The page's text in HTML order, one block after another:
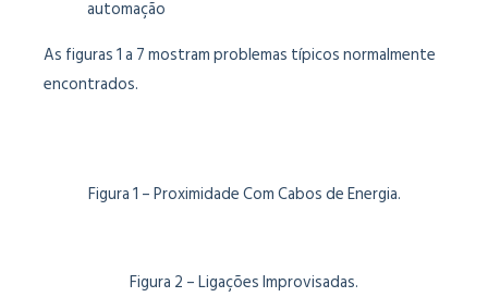
automação
As figuras 1 a 7 mostram problemas típicos normalmente
encontrados.
Figura 1 – Proximidade Com Cabos de Energia.
Figura 2 – Ligações Improvisadas.